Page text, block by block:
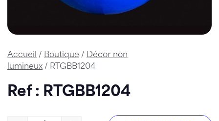
Accueil / Boutique / Décor non
lumineux / RTGBB1204
Ref : RTGBB1204